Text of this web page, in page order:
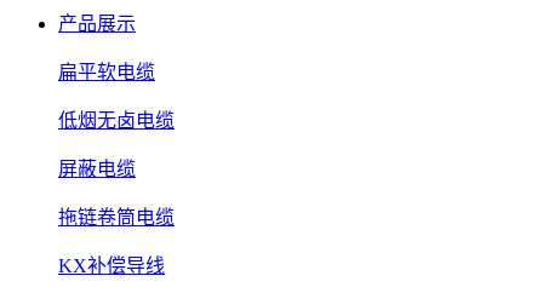
产品展示
扁平软电缆
低烟无卤电缆
屏蔽电缆
拖链卷筒电缆
KX补偿导线